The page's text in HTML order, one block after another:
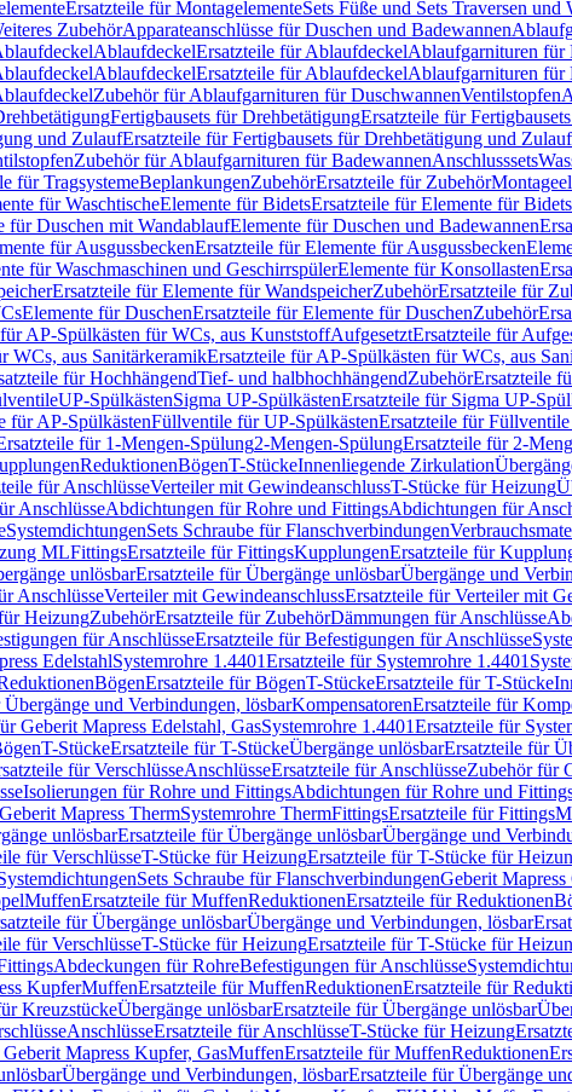
Ersatzteile für MontagelementeSets Füße und Sets Traversen und
ZubehörApparateanschlüsse für Duschen und Badewannen
AblaufdeckelErsatzteile für AblaufdeckelAblaufgarnituren für
AblaufdeckelErsatzteile für AblaufdeckelAblaufgarnituren für
Zubehör für Ablaufgarnituren für DuschwannenVentilstopfen
Fertigbausets für DrehbetätigungErsatzteile für
und ZulaufErsatzteile für Fertigbausets für Drehbetätigung und Zulauf
Zubehör für Ablaufgarnituren für BadewannenAnschlusssets
für TragsystemeBeplankungenZubehörErsatzteile für Zubehör
für WaschtischeElemente für BidetsErsatzteile für Elemente für Bidets
für Duschen mit WandablaufElemente für Duschen und Badewannen
für AusgussbeckenErsatzteile für Elemente für Ausgussbecken
für Waschmaschinen und GeschirrspülerElemente für Konsollasten
Ersatzteile für Elemente für WandspeicherZubehörErsatzteile für
Elemente für DuschenErsatzteile für Elemente für DuschenZubehör
AP-Spülkästen für WCs, aus KunststoffAufgesetztErsatzteile für
WCs, aus SanitärkeramikErsatzteile für AP-Spülkästen für WCs, aus
für HochhängendTief- und halbhochhängendZubehörErsatzteile
UP-SpülkästenSigma UP-SpülkästenErsatzteile für Sigma UP-
für AP-SpülkästenFüllventile für UP-SpülkästenErsatzteile für
für 1-Mengen-Spülung2-Mengen-SpülungErsatzteile für 2-
ReduktionenBögenT-StückeInnenliegende Zirkulation
für AnschlüsseVerteiler mit GewindeanschlussT-Stücke für Heizung
AnschlüsseAbdichtungen für Rohre und FittingsAbdichtungen für
SystemdichtungenSets Schraube für Flanschverbindungen
MLFittingsErsatzteile für FittingsKupplungenErsatzteile für
unlösbarErsatzteile für Übergänge unlösbarÜbergänge und
AnschlüsseVerteiler mit GewindeanschlussErsatzteile für Verteiler mit
HeizungZubehörErsatzteile für ZubehörDämmungen für Anschlüsse
für AnschlüsseErsatzteile für Befestigungen für Anschlüsse
EdelstahlSystemrohre 1.4401Ersatzteile für Systemrohre 1.4401
BögenErsatzteile für BögenT-StückeErsatzteile für T-Stücke
und Verbindungen, lösbarKompensatorenErsatzteile für
Geberit Mapress Edelstahl, GasSystemrohre 1.4401Ersatzteile für
T-StückeErsatzteile für T-StückeÜbergänge unlösbarErsatzteile für
für VerschlüsseAnschlüsseErsatzteile für AnschlüsseZubehör für
Isolierungen für Rohre und FittingsAbdichtungen für Rohre und
Geberit Mapress ThermSystemrohre ThermFittingsErsatzteile für Fittings
unlösbarErsatzteile für Übergänge unlösbarÜbergänge und
für VerschlüsseT-Stücke für HeizungErsatzteile für T-Stücke für
Sets Schraube für FlanschverbindungenGeberit Mapress
MuffenErsatzteile für MuffenReduktionenErsatzteile für Reduktionen
für Übergänge unlösbarÜbergänge und Verbindungen, lösbar
für VerschlüsseT-Stücke für HeizungErsatzteile für T-Stücke für
Abdeckungen für RohreBefestigungen für Anschlüsse
KupferMuffenErsatzteile für MuffenReduktionenErsatzteile für
KreuzstückeÜbergänge unlösbarErsatzteile für Übergänge unlösbar
AnschlüsseErsatzteile für AnschlüsseT-Stücke für Heizung
Mapress Kupfer, GasMuffenErsatzteile für MuffenReduktionen
Übergänge und Verbindungen, lösbarErsatzteile für Übergänge